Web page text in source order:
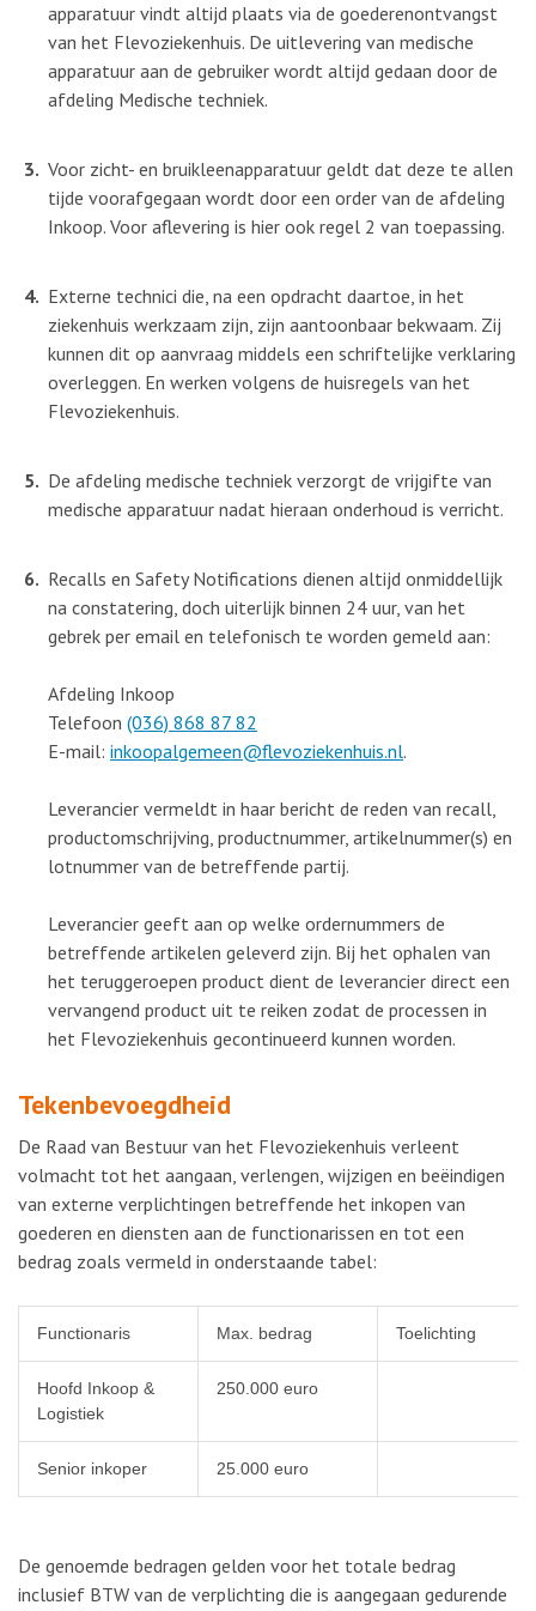
apparatuur vindt altijd plaats via de goederenontvangst
van het Flevoziekenhuis. De uitlevering van medische
apparatuur aan de gebruiker wordt altijd gedaan door de
afdeling Medische techniek.
Voor zicht- en bruikleenapparatuur geldt dat deze te allen
tijde voorafgegaan wordt door een order van de afdeling
Inkoop. Voor aflevering is hier ook regel 2 van toepassing.
Externe technici die, na een opdracht daartoe, in het
ziekenhuis werkzaam zijn, zijn aantoonbaar bekwaam. Zij
kunnen dit op aanvraag middels een schriftelijke verklaring
overleggen. En werken volgens de huisregels van het
Flevoziekenhuis.
De afdeling medische techniek verzorgt de vrijgifte van
medische apparatuur nadat hieraan onderhoud is verricht.
Recalls en Safety Notifications dienen altijd onmiddellijk
na constatering, doch uiterlijk binnen 24 uur, van het
gebrek per email en telefonisch te worden gemeld aan:
Afdeling Inkoop
Telefoon (036) 868 87 82
E-mail: inkoopalgemeen@flevoziekenhuis.nl.
Leverancier vermeldt in haar bericht de reden van recall,
productomschrijving, productnummer, artikelnummer(s) en
lotnummer van de betreffende partij.
Leverancier geeft aan op welke ordernummers de
betreffende artikelen geleverd zijn. Bij het ophalen van
het teruggeroepen product dient de leverancier direct een
vervangend product uit te reiken zodat de processen in
het Flevoziekenhuis gecontinueerd kunnen worden.
Tekenbevoegdheid
De Raad van Bestuur van het Flevoziekenhuis verleent
volmacht tot het aangaan, verlengen, wijzigen en beëindigen
van externe verplichtingen betreffende het inkopen van
goederen en diensten aan de functionarissen en tot een
bedrag zoals vermeld in onderstaande tabel:
Functionaris Max. bedrag Toelichting
Hoofd Inkoop &
Logistiek
250.000 euro
Senior inkoper 25.000 euro
De genoemde bedragen gelden voor het totale bedrag
inclusief BTW van de verplichting die is aangegaan gedurende